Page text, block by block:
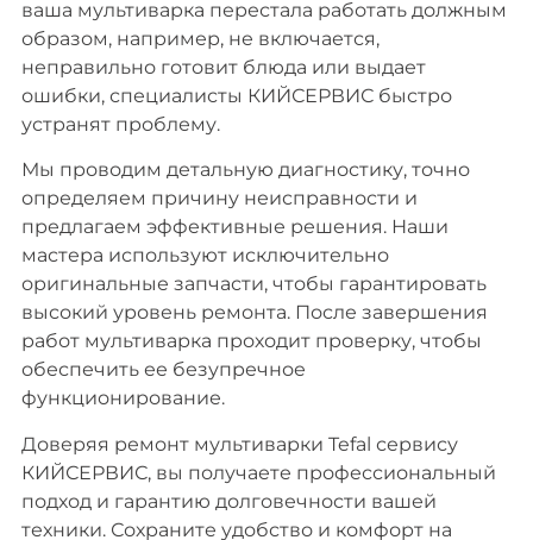
ваша мультиварка перестала работать должным
образом, например, не включается,
неправильно готовит блюда или выдает
ошибки, специалисты КИЙСЕРВИС быстро
устранят проблему.
Мы проводим детальную диагностику, точно
определяем причину неисправности и
предлагаем эффективные решения. Наши
мастера используют исключительно
оригинальные запчасти, чтобы гарантировать
высокий уровень ремонта. После завершения
работ мультиварка проходит проверку, чтобы
обеспечить ее безупречное
функционирование.
Доверяя ремонт мультиварки Tefal сервису
КИЙСЕРВИС, вы получаете профессиональный
подход и гарантию долговечности вашей
техники. Сохраните удобство и комфорт на